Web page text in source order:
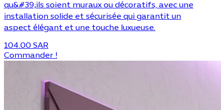
qu&#39;ils soient muraux ou décoratifs, avec une
installation solide et sécurisée qui garantit un
aspect élégant et une touche luxueuse.
104.00 SAR
Commander !